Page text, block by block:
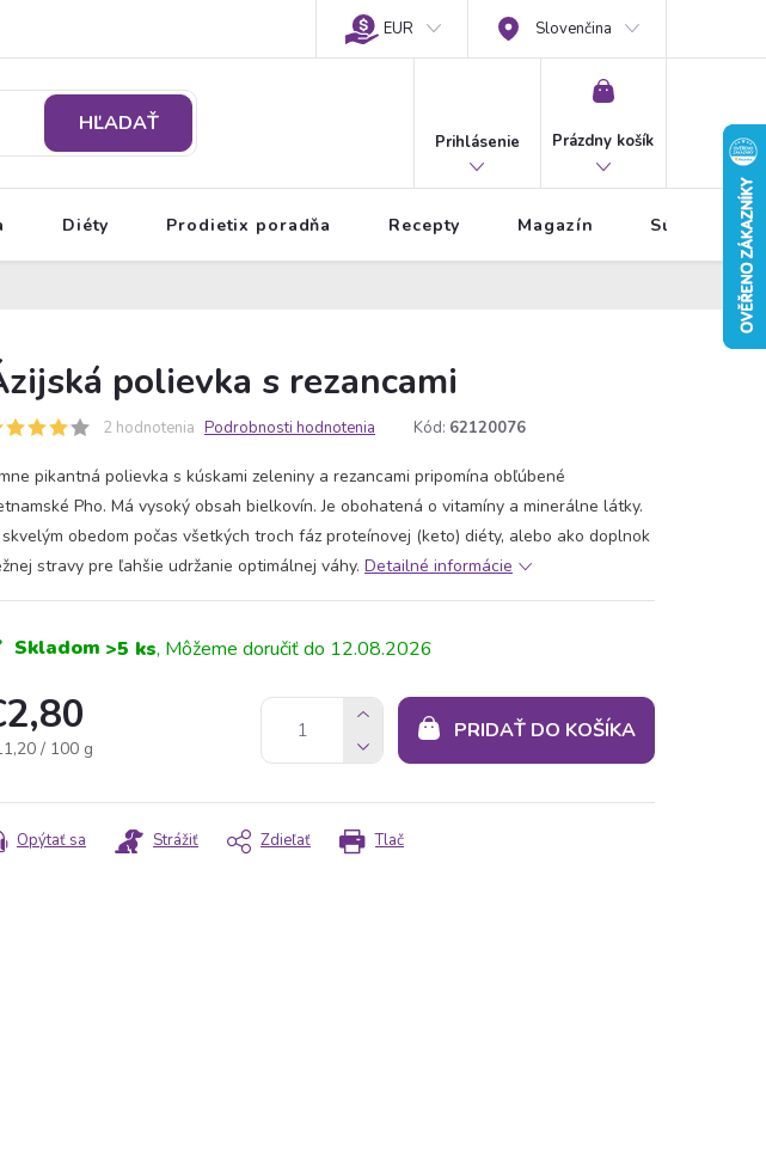
EUR Slovenčina
HĽADAŤ
Prihlásenie
NÁKUPNÝ
Prázdny košík
Diéty Prodietix poradňa Recepty Magazín Súťaže
polievka s rezancami
2 hodnotenia Podrobnosti hodnotenia Kód: 62120076
pikantná polievka s kúskami zeleniny a rezancami pripomína obľúbené
Pho. Má vysoký obsah bielkovín. Je obohatená o vitamíny a minerálne látky.
skvelým obedom počas všetkých troch fáz proteínovej (keto) diéty, alebo ako doplnok
stravy pre ľahšie udržanie optimálnej váhy. Detailné informácie
Skladom >5 ks 12.08.2026
/ 100 g
PRIDAŤ DO KOŠÍKA
Tlač
Opýtať sa Strážiť Zdieľať